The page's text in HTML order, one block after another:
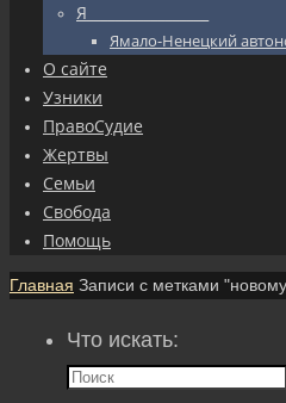
Я_________________
Ямало-Ненецкий
О сайте
Узники
ПравоСудие
Жертвы
Семьи
Свобода
Помощь
Главная Записи с метками
Что искать: